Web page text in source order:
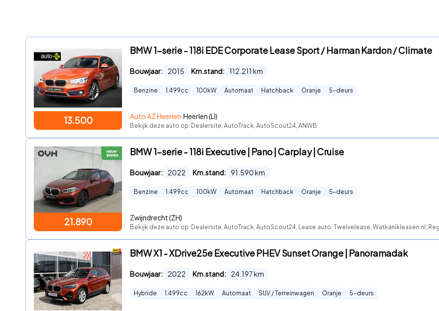
13.500
BMW 1-serie - 118i EDE Corporate Lease Sport / Harman Kardon / Climate
Bouwjaar: 2015 Km.stand: 112.211 km
Benzine 1.499cc 100 kW Automaat Hatchback Oranje 5-deurs
Auto AZ Heerlen Heerlen (LI)
Bekijk deze auto op: Dealersite, AutoTrack, AutoScout24, ANWB
21.890
BMW 1-serie - 118i Executive | Pano | Carplay | Cruise
Bouwjaar: 2022 Km.stand: 91.590km
Benzine 1.499cc 100 kW Automaat Hatchback Oranje 5-deurs
Zwijndrecht (ZH)
Bekijk deze auto op: Dealersite, AutoTrack, AutoScout24, Lease.auto, Twelvelease, Watkanikleasen.nl,
BMW X1 - XDrive25e Executive PHEV Sunset Orange | Panoramadak
Bouwjaar: 2022 Km.stand: 24.197km
Hybride 1.499cc 162kW Automaat SUV / Terreinwagen Oranje 5-deurs